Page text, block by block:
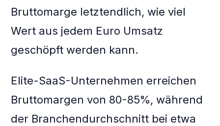
Bruttomarge letztendlich, wie viel
Wert aus jedem Euro Umsatz
geschöpft werden kann.
Elite-SaaS-Unternehmen erreichen
Bruttomargen von 80-85%, während
der Branchendurchschnitt bei etwa